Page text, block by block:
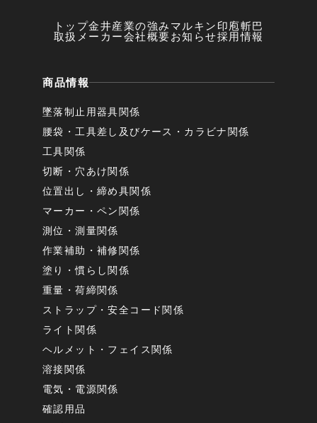
トップ金井産業の強み マルキン印 庖斬巴
取扱メーカー会社概要お知らせ採用情報
商品情報
墜落制止用器具関係
腰袋・工具差し及びケース・カラビナ関係
工具関係
切断・穴あけ関係
位置出し・締め具関係
マーカー・ペン関係
測位・測量関係
作業補助・補修関係
塗り・慣らし関係
重量・荷締関係
ストラップ・安全コード関係
ライト関係
ヘルメット・フェイス関係
溶接関係
電気・電源関係
確認用品